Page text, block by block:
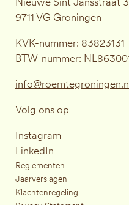
9711 VG Groningen
KVK-nummer: 83823131
BTW-nummer:
Volg ons op
Instagram
LinkedIn
Reglementen
Jaarverslagen
Klachtenregeling